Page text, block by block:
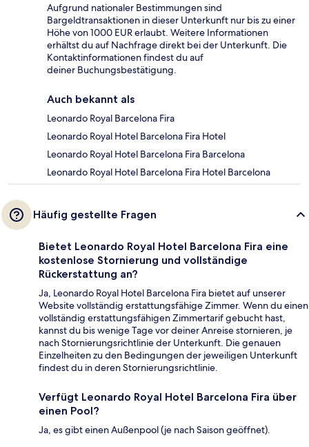
Aufgrund nationaler Bestimmungen sind
Bargeldtransaktionen in dieser Unterkunft nur bis zu einer
Höhe von 1000 EUR erlaubt. Weitere Informationen
erhältst du auf Nachfrage direkt bei der Unterkunft. Die
Kontaktinformationen findest du auf
deiner Buchungsbestätigung.
Auch bekannt als
Leonardo Royal Barcelona Fira
Leonardo Royal Hotel Barcelona Fira Hotel
Leonardo Royal Hotel Barcelona Fira Barcelona
Leonardo Royal Hotel Barcelona Fira Hotel Barcelona
Häufig gestellte Fragen
Bietet Leonardo Royal Hotel Barcelona Fira eine
kostenlose Stornierung und vollständige
Rückerstattung an?
Ja, Leonardo Royal Hotel Barcelona Fira bietet auf unserer
Website vollständig erstattungsfähige Zimmer. Wenn du einen
vollständig erstattungsfähigen Zimmertarif gebucht hast,
kannst du bis wenige Tage vor deiner Anreise stornieren, je
nach Stornierungsrichtlinie der Unterkunft. Die genauen
Einzelheiten zu den Bedingungen der jeweiligen Unterkunft
findest du in deren Stornierungsrichtlinie.
Verfügt Leonardo Royal Hotel Barcelona Fira über
einen Pool?
Ja, es gibt einen Außenpool (je nach Saison geöffnet).